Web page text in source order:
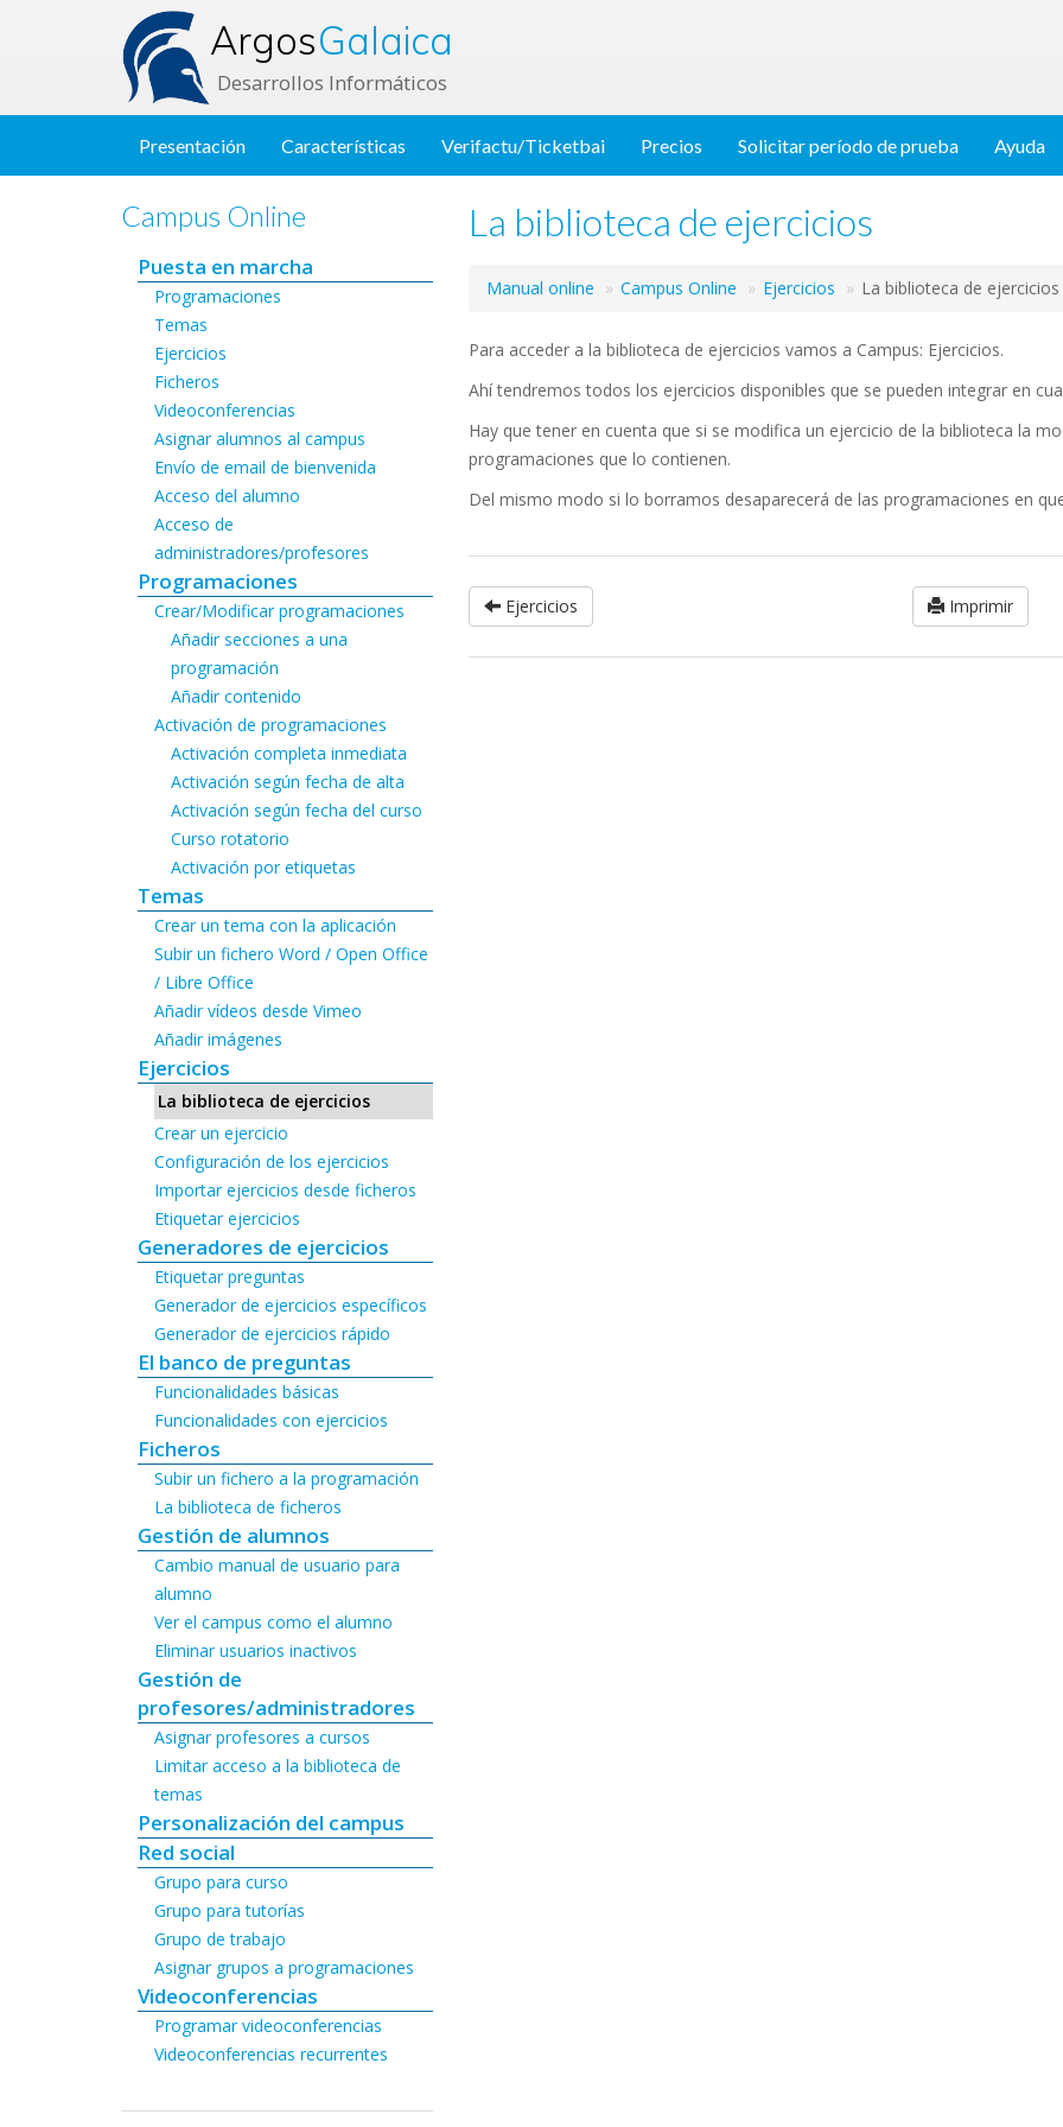
ArgosGalaica
Desarrollos Informáticos
Presentación Características Verifactu/Ticketbai Precios Solicitar período de prueba Ayuda
Campus Online
Puesta en marcha
Programaciones
Temas
Ejercicios
Ficheros
Videoconferencias
Asignar alumnos al campus
Envío de email de bienvenida
Acceso del alumno
Acceso de
administradores/profesores
Programaciones
Crear/Modificar programaciones
Añadir secciones a una
programación
Añadir contenido
Activación de programaciones
Activación completa inmediata
Activación según fecha de alta
Activación según fecha del curso
Curso rotatorio
Activación por etiquetas
Temas
Crear un tema con la aplicación
Subir un fichero Word / Open Office
/ Libre Office
Añadir vídeos desde Vimeo
Añadir imágenes
Ejercicios
La biblioteca de ejercicios
Crear un ejercicio
Configuración de los ejercicios
Importar ejercicios desde ficheros
Etiquetar ejercicios
Generadores de ejercicios
Etiquetar preguntas
Generador de ejercicios específicos
Generador de ejercicios rápido
El banco de preguntas
Funcionalidades básicas
Funcionalidades con ejercicios
Ficheros
Subir un fichero a la programación
La biblioteca de ficheros
Gestión de alumnos
Cambio manual de usuario para
alumno
Ver el campus como el alumno
Eliminar usuarios inactivos
Gestión de
profesores/administradores
Asignar profesores a cursos
Limitar acceso a la biblioteca de
temas
Personalización del campus
Red social
Grupo para curso
Grupo para tutorías
Grupo de trabajo
Asignar grupos a programaciones
Videoconferencias
Programar videoconferencias
Videoconferencias recurrentes
La biblioteca de ejercicios
Manual online Campus Online Ejercicios La biblioteca de ejercicios
Para acceder a la biblioteca de ejercicios vamos a Campus: Ejercicios.
Ahí tendremos todos los ejercicios disponibles que se pueden integrar en
Hay que tener en cuenta que si se modifica un ejercicio de la biblioteca la
programaciones que lo contienen.
Del mismo modo si lo borramos desaparecerá de las programaciones en
Ejercicios Imprimir